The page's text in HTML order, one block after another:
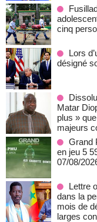
cinq
Lors
désigné
Matar
plus »
majeurs
Grand
en jeu 5
07/08/
Lettre
dans la
mois de
larges